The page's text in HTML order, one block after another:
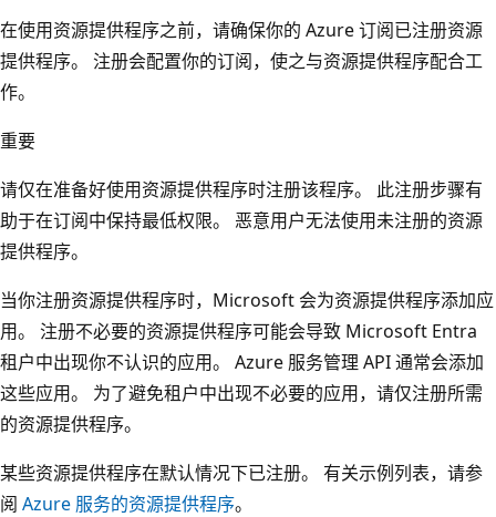
在使用资源提供程序之前，请确保你的 Azure 订阅已注册资源
提供程序。 注册会配置你的订阅，使之与资源提供程序配合工
作。
重要
请仅在准备好使用资源提供程序时注册该程序。 此注册步骤有
助于在订阅中保持最低权限。 恶意用户无法使用未注册的资源
提供程序。
当你注册资源提供程序时，Microsoft 会为资源提供程序添加应
用。 注册不必要的资源提供程序可能会导致 Microsoft Entra
租户中出现你不认识的应用。 Azure 服务管理 API 通常会添加
这些应用。 为了避免租户中出现不必要的应用，请仅注册所需
的资源提供程序。
某些资源提供程序在默认情况下已注册。 有关示例列表，请参
阅 Azure 服务的资源提供程序。